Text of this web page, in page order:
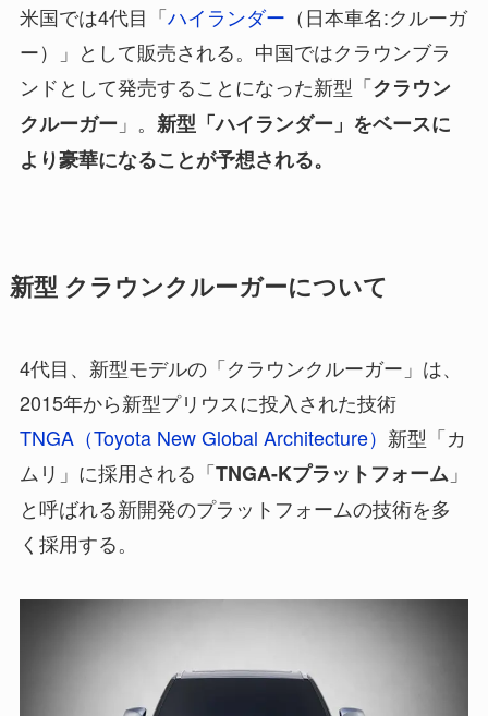
米国では4代目「ハイランダー （日本車名:クルーガ
ー）」として販売される。中国ではクラウンブラ
ンドとして発売することになった新型「クラウン
クルーガー 」。 新型「ハイランダー」をベースに
より豪華になることが予想される。
新型 クラウンクルーガーについて
4代目、新型モデルの「クラウンクルーガー」は、
2015年から新型プリウスに投入された技術
TNGA（Toyota New Global Architecture） 新型「カ
ムリ」に採用される「TNGA-Kプラットフォーム 」
と呼ばれる新開発のプラットフォームの技術を多
く採用する。